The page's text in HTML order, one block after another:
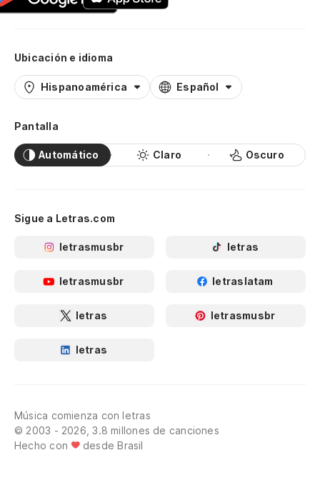
Ubicación e idioma
Hispanoamérica Español
Pantalla
Automático Claro Oscuro
Sigue a Letras.com
letrasmusbr letras
letrasmusbr letraslatam
letras letrasmusbr
letras
Música comienza con letras
© 2003 - 2026, 3.8 millones de canciones
Hecho con
desde Brasil